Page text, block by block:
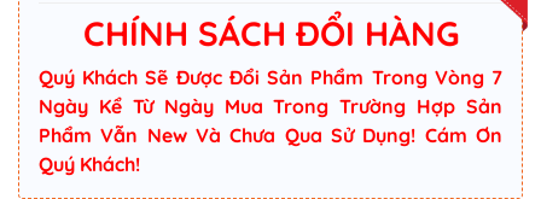
CHÍNH SÁCH ĐỔI HÀNG
Quý Khách Sẽ Được Đổi Sản Phẩm Trong Vòng 7
Ngày Kể Từ Ngày Mua Trong Trường Hợp Sản
Phẩm Vẫn New Và Chưa Qua Sử Dụng! Cám Ơn
Quý Khách!